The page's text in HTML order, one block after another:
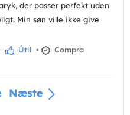
der passer perfekt uden
Min søn ville ikke give
Útil •
Compra
Næste